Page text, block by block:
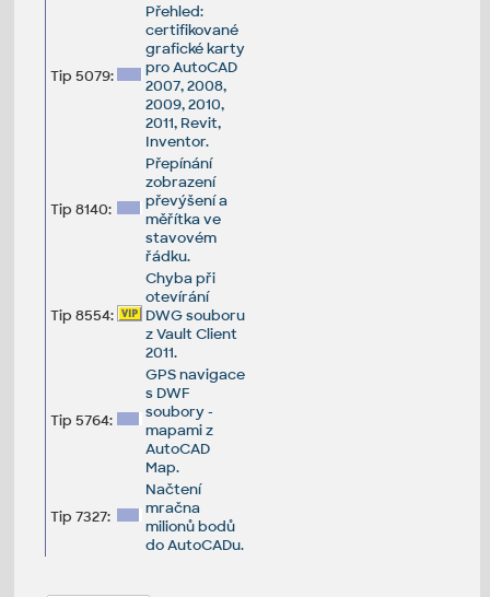
Tip 5079:
Přehled:
certifikované
grafické karty
pro AutoCAD
2007, 2008,
2009, 2010,
2011, Revit,
Inventor.
Tip 8140:
Přepínání
zobrazení
převýšení a
měřítka ve
stavovém
řádku.
Tip 8554:
Chyba při
otevírání
DWG souboru
z Vault Client
2011.
Tip 5764:
GPS navigace
s DWF
soubory -
mapami z
AutoCAD
Map.
Tip 7327:
Načtení
mračna
milionů bodů
do AutoCADu.